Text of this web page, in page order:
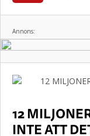
Annons:
12
INTE ATT